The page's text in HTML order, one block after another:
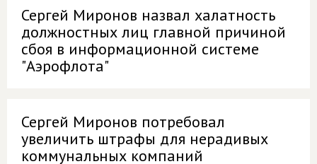
Сергей Миронов назвал халатность
должностных лиц главной причиной
сбоя в информационной системе
"Аэрофлота"
Сергей Миронов потребовал
увеличить штрафы для нерадивых
коммунальных компаний